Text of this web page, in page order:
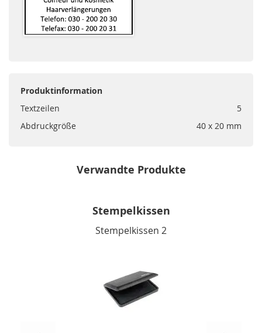
Produktinformation
Textzeilen
5
Abdruckgröße
40 x 20 mm
Verwandte Produkte
Stempelkissen
Stempelkissen 2